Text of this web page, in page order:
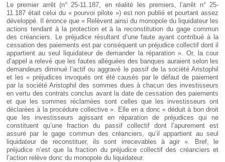
Le premier arrêt (n° 25-11.187, en réalité les premiers, l’arrêt n° 25-
11.187 était celui du « pourvoi pilote ») est non publié et pourtant assez
développé. Il énonce que « Relèvent ainsi du monopole du liquidateur les
actions tendant à la protection et à la reconstitution du gage commun
des créanciers. Le préjudice résultant d’une faute ayant contribué à la
cessation des paiements est par conséquent un préjudice collectif dont il
appartient au seul liquidateur de demander la réparation ». Or, la cour
d’appel a relevé que les fautes alléguées des banques auraient selon les
demandeurs diminué l’actif ou aggravé le passif de la société Aristophil
et les « préjudices invoqués ont été causés par le défaut de paiement
par la société Aristophil des sommes dues à chacun des investisseurs
en vertu des contrats conclus avant la date de cessation des paiements
et que les sommes réclamées sont celles que les investisseurs ont
déclarées à la procédure collective ». Elle en a donc « déduit à bon droit
que les investisseurs agissant en réparation de préjudices qui ne
constituent qu’une fraction du passif collectif dont l’apurement est
assuré par le gage commun des créanciers, qu’il appartient au seul
liquidateur de reconstituer, ils sont irrecevables à agir ». Bref, le
préjudice n’est que la fraction du préjudice collectif des créanciers et
l’action relève donc du monopole du liquidateur.